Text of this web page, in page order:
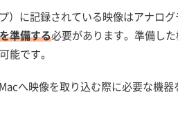
）に記録されている映像はアナロ
準備する必要があります。準備し
能です。
へ映像を取り込む際に必要な機器